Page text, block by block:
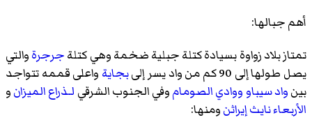
أهم جبالها:
تمتاز بلاد زواوة بسيادة كتلة جبلية ضخمة وهي كتلةجرجرةوالتي
يصل طولها إلى 90 كم من واد يسر إلى
بجاية واعلى قممه تتواجد
بينواد سيباو ووادي الصوماموفي الجنوب الشرقي لـذراع الميزانو
الأربعاء نايث إيراثنومنها: